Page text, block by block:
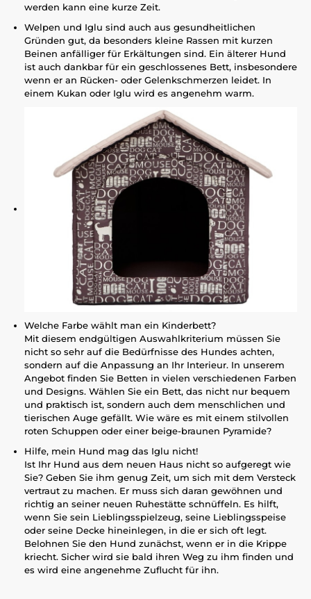
werden kann eine kurze Zeit.
Welpen und Iglu sind auch aus gesundheitlichen
Gründen gut, da besonders kleine Rassen mit kurzen
Beinen anfälliger für Erkältungen sind. Ein älterer Hund
ist auch dankbar für ein geschlossenes Bett, insbesondere
wenn er an Rücken- oder Gelenkschmerzen leidet. In
einem Kukan oder Iglu wird es angenehm warm.
Welche Farbe wählt man ein Kinderbett?
Mit diesem endgültigen Auswahlkriterium müssen Sie
nicht so sehr auf die Bedürfnisse des Hundes achten,
sondern auf die Anpassung an Ihr Interieur. In unserem
Angebot finden Sie Betten in vielen verschiedenen Farben
und Designs. Wählen Sie ein Bett, das nicht nur bequem
und praktisch ist, sondern auch dem menschlichen und
tierischen Auge gefällt. Wie wäre es mit einem stilvollen
roten Schuppen oder einer beige-braunen Pyramide?
Hilfe, mein Hund mag das Iglu nicht!
Ist Ihr Hund aus dem neuen Haus nicht so aufgeregt wie
Sie? Geben Sie ihm genug Zeit, um sich mit dem Versteck
vertraut zu machen. Er muss sich daran gewöhnen und
richtig an seiner neuen Ruhestätte schnüffeln. Es hilft,
wenn Sie sein Lieblingsspielzeug, seine Lieblingsspeise
oder seine Decke hineinlegen, in die er sich oft legt.
Belohnen Sie den Hund zunächst, wenn er in die Krippe
kriecht. Sicher wird sie bald ihren Weg zu ihm finden und
es wird eine angenehme Zuflucht für ihn.